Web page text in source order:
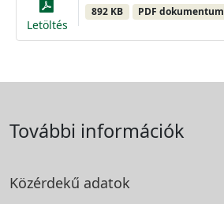
Letöltés
892 KB PDF dokumentum
További információk
Közérdekű adatok